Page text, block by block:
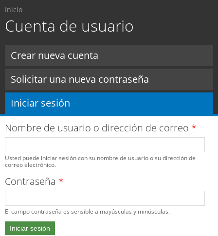
principal
Usted está aquí
Inicio
Cuenta de usuario
Crear nueva cuenta
Solicitar una nueva contraseña
Iniciar sesión
Nombre de usuario o dirección de correo *
Usted puede iniciar sesión con su nombre de usuario o su dirección de
correo electrónico.
Contraseña *
El campo contraseña es sensible a mayúsculas y minúsculas.